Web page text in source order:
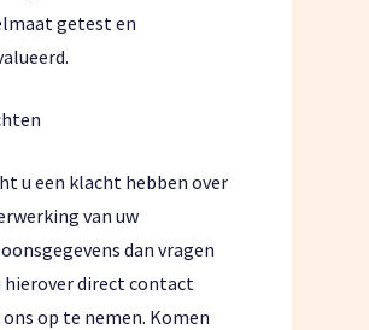
getest en
u een klacht hebben over
van uw
dan vragen
hierover direct contact
op te nemen. Komen